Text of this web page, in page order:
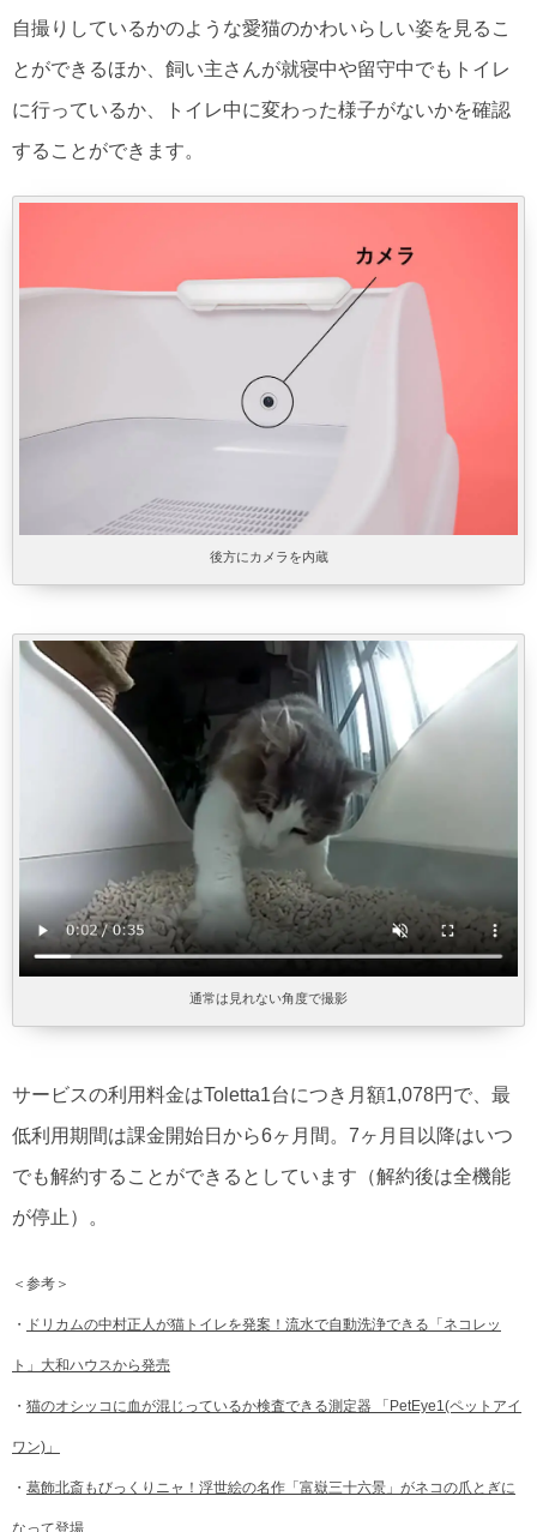
自撮りしているかのような愛猫のかわいらしい姿を見るこ
とができるほか、飼い主さんが就寝中や留守中でもトイレ
に行っているか、トイレ中に変わった様子がないかを確認
することができます。
後方にカメラを内蔵
通常は見れない角度で撮影
サービスの利用料金はToletta1台につき月額1,078円で、最
低利用期間は課金開始日から6ヶ月間。7ヶ月目以降はいつ
でも解約することができるとしています（解約後は全機能
が停止）。
＜参考＞
・ ドリカムの中村正人が猫トイレを発案！流水で自動洗浄できる「ネコレッ
ト」大和ハウスから発売
・ 猫のオシッコに血が混じっているか検査できる測定器 「PetEye1(ペットアイ
ワン)」
・ 葛飾北斎もびっくりニャ！浮世絵の名作「富嶽三十六景」がネコの爪とぎに
なって登場